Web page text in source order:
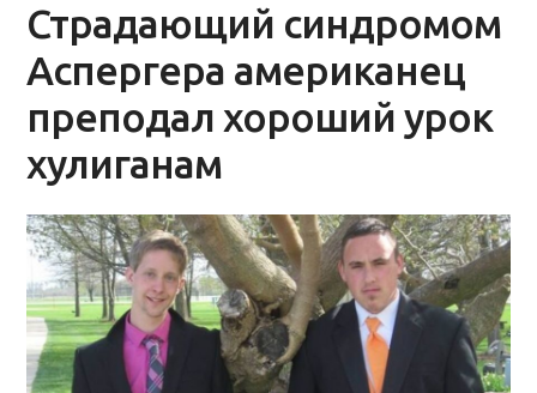
Страдающий синдромом
Аспергера американец
преподал хороший урок
хулиганам